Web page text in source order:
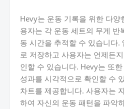
Hevy는 운동 기록을 위한 다
용자는 각 운동 세트의 무게 반
동 시간을 추적할 수 있습니다.
로 저장하고 사용자는 언제든
인할 수 있습니다. Hevy는 또
성과를 시각적으로 확인할 수
차트를 제공합니다. 사용자는
하여 자신의 운동 패턴을 파악